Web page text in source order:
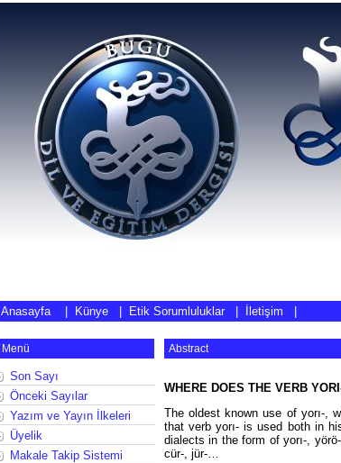
Anasayfa| Künye Etik Sorumluluklar İletişim
Menü
Son Sayı
Önceki Sayılar
Yazım ve Yayın İlkeleri
Üyelik
Makale Takip Sistemi
Abstract
WHERE DOES THE VERB
The oldest known use of yorı-,
that verb yorı- is used both in
dialects in the form of yorı-,
cür-, jür-…